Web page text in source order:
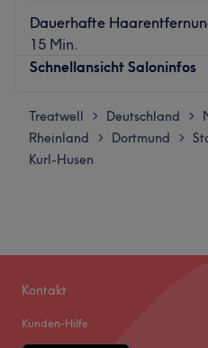
Dauerhafte
15 Min.
Schnellansicht Saloninfos
Montag
Dienstag
Mittwoch
Du möchtest morgens keine
Treatwell > Deutschland >
Rheinland > Dortmund >
Kurl-Husen
Kontakt
Kunden-Hilfe